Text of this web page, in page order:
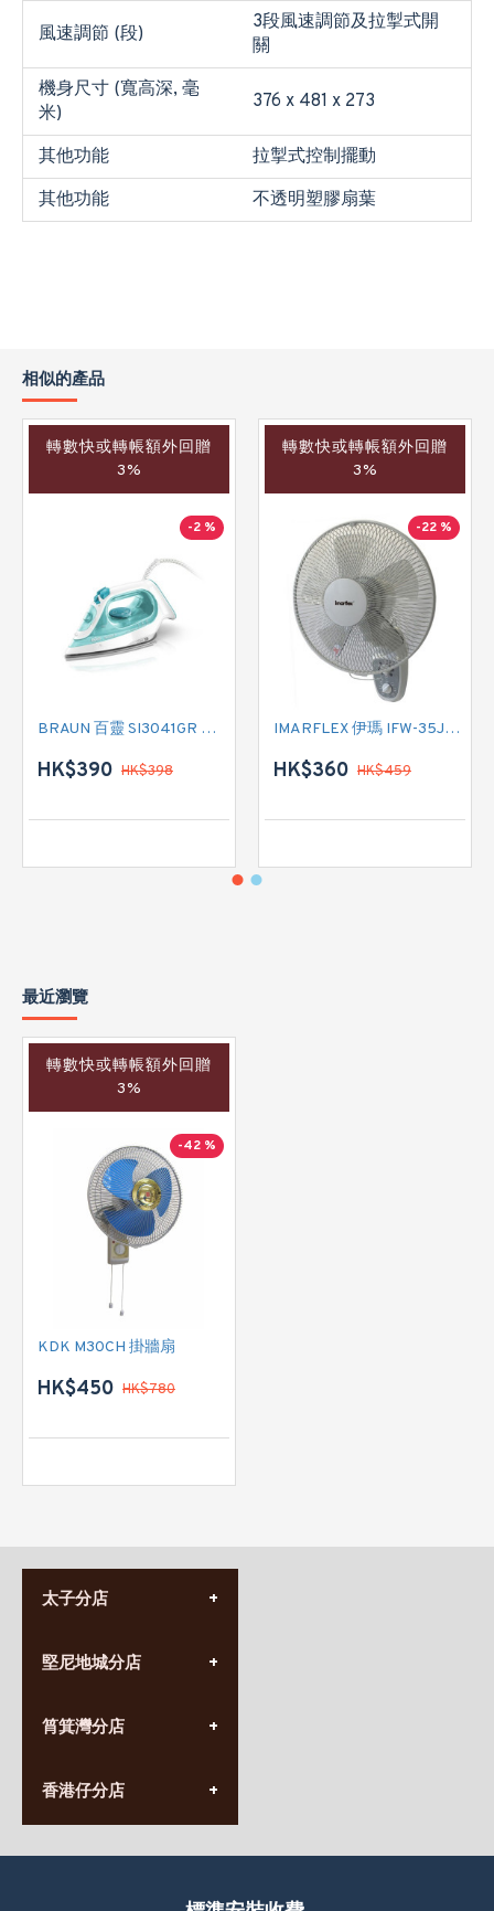
風速調節 (段)
3段風速調節及拉掣式開
關
機身尺寸 (寬高深, 毫
米)
376 x 481 x 273
其他功能
拉掣式控制擺動
其他功能
不透明塑膠扇葉
相似的產品
轉數快或轉帳額外回贈
3%
-2 %
BRAUN 百靈 SI3041GR 蒸氣熨斗
HK$390 HK$398
轉數快或轉帳額外回贈
3%
-22 %
IMARFLEX 伊瑪 IFW-35J2 掛牆扇
HK$360 HK$459
最近瀏覽
轉數快或轉帳額外回贈
3%
-42 %
KDK M30CH 掛牆扇
HK$450 HK$780
太子分店
營業時間:
九龍太子太子道西141號
堅尼地城分店
營業時間:
香港堅尼地城卑路乍街
(堅尼地城地鐵站B出口)
筲箕灣分店
營業時間:
(10:00am-20:30pm)
香港仔分店
營業時間: